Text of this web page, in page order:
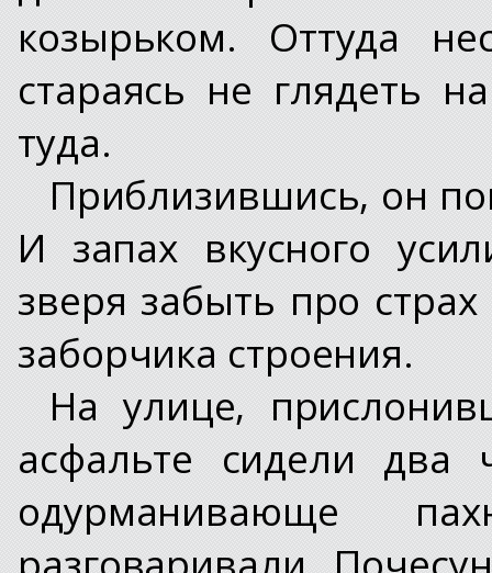
козырьком. Оттуда
стараясь не глядеть
туда.
Приблизившись, он
И запах вкусного
зверя забыть про
заборчика строения.
На улице,
асфальте сидели два
одурманивающе